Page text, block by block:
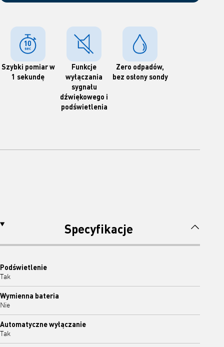
Szybki pomiar w
1 sekundę
Funkcje
wyłączania
sygnału
dźwiękowego i
podświetlenia
Zero odpadów,
bez osłony sondy
Specyfikacje
Podświetlenie
Tak
Wymienna bateria
Nie
Automatyczne wyłączanie
Tak